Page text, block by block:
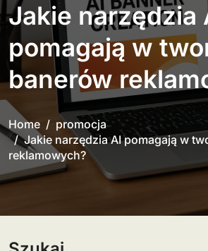
Jakie narzędzia
pomagają w
banerów
Home
promocja
Jakie narzędzia AI pomagają w
reklamowych?